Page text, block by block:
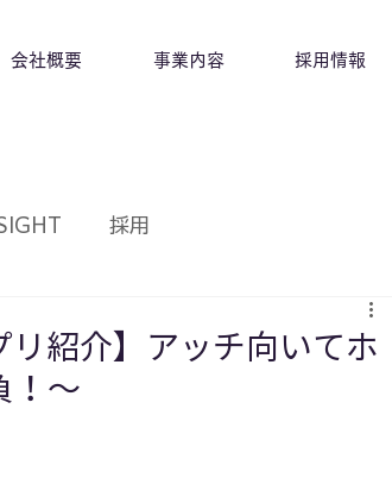
会社概要 事業内容 採用情報
採用
リ紹介】アッチ向いてホ
！〜